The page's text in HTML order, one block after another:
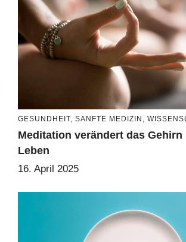
GESUNDHEIT, SANFTE MEDIZIN ,
Meditation verändert das Gehirn
Leben
16. April 2025